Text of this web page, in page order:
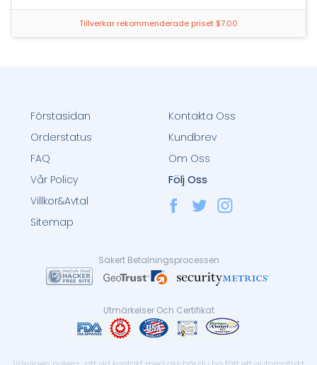
Tillverkar rekommenderade priset $7.00
Förstasidan
Orderstatus
FAQ
Kontakta Oss
Kundbrev
Om Oss
Vår Policy
Villkor&Avtal
Sitemap
Följ Oss
Säkert Betalningsprocessen
Utmärkelser Och Certifikat